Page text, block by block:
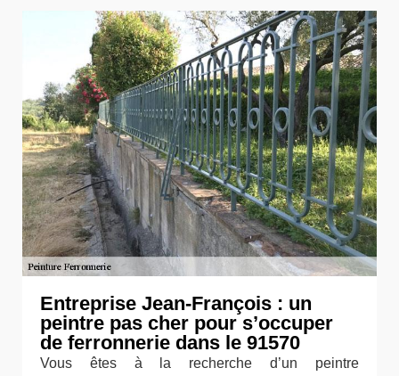
Entreprise Jean-François : un
peintre pas cher pour s’occuper
de ferronnerie dans le 91570
Vous êtes à la recherche d’un peintre